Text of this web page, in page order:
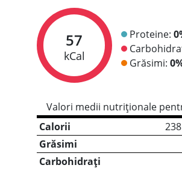
57
kCal
Proteine:
Grăsimi:
Valori medii nutriționale
Calorii
Grăsimi
Carbohidrați